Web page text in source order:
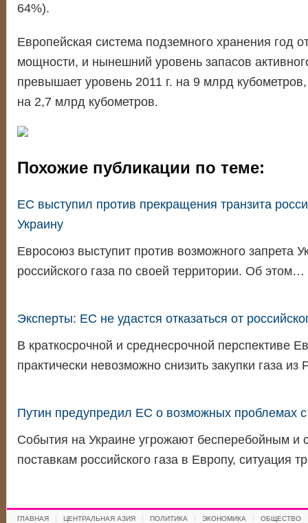
64%).
Европейская система подземного хранения год
мощности, и нынешний уровень запасов
превышает уровень 2011 г. на 9 млрд
на 2,7 млрд кубометров.
Похожие публикации по теме:
ЕС выступил против прекращения транзита
Украину
Евросоюз выступит против возможного запрета
российского газа по своей территории. Об этом…
Эксперты: ЕС не удастся отказаться от
В краткосрочной и среднесрочной перспективе
практически невозможно снизить закупки газа из
Путин предупредил ЕС о возможных проблемах с
События на Украине угрожают бесперебойным и
поставкам российского газа в Европу, ситуация
ГЛАВНАЯ ЦЕНТРАЛЬНАЯ АЗИЯ ПОЛИТИКА ЭКОНОМИКА ОБЩЕСТВО